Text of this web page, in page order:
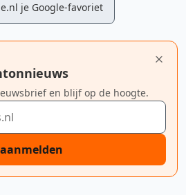
je Google-favoriet
en blijf op de hoogte.
aanmelden